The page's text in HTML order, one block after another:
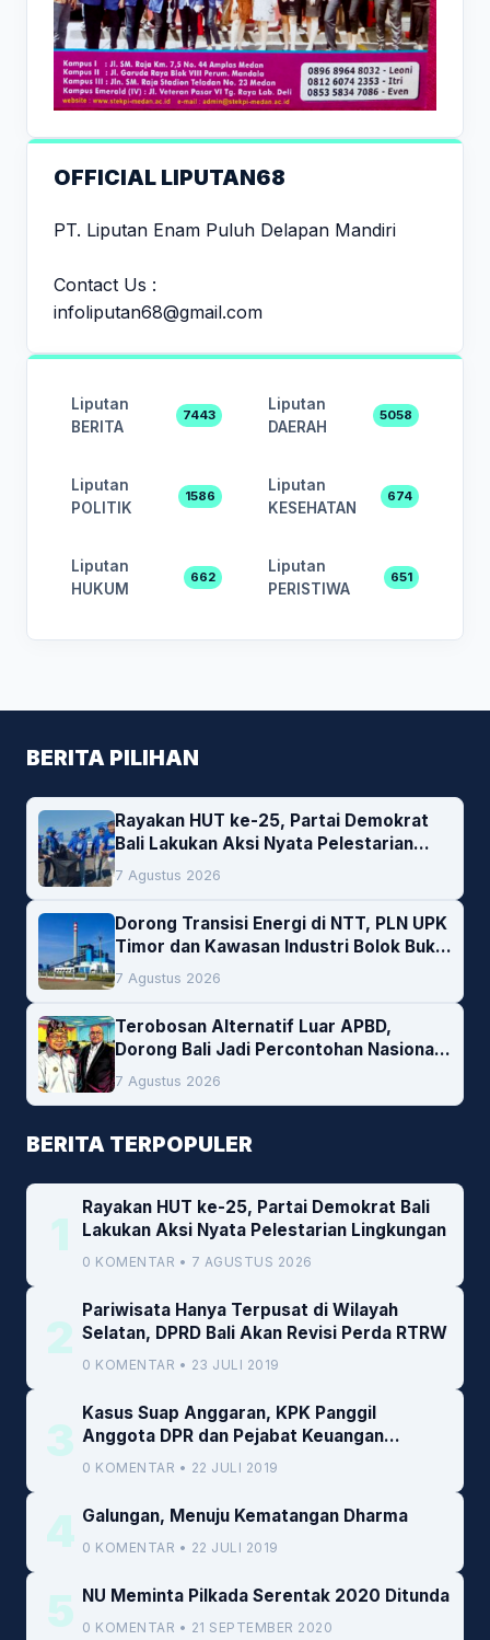
OFFICIAL LIPUTAN68
PT. Liputan Enam Puluh Delapan Mandiri
Contact Us :
infoliputan68@gmail.com
Liputan
BERITA
7443
Liputan
DAERAH
5058
Liputan
POLITIK
1586
Liputan
KESEHATAN
674
Liputan
HUKUM
662
Liputan
PERISTIWA
651
BERITA PILIHAN
Rayakan HUT ke-25, Partai Demokrat
Bali Lakukan Aksi Nyata Pelestarian
Lingkungan
7 Agustus 2026
Dorong Transisi Energi di NTT, PLN UPK
Timor dan Kawasan Industri Bolok Buka
Peluang Investasi Woodchip untuk
Cofiring PLTU Bolok
7 Agustus 2026
Terobosan Alternatif Luar APBD,
Dorong Bali Jadi Percontohan Nasional
Pembiayaan Daerah
7 Agustus 2026
BERITA TERPOPULER
1
Rayakan HUT ke-25, Partai Demokrat Bali
Lakukan Aksi Nyata Pelestarian Lingkungan
0 KOMENTAR • 7 AGUSTUS 2026
2
Pariwisata Hanya Terpusat di Wilayah
Selatan, DPRD Bali Akan Revisi Perda RTRW
0 KOMENTAR • 23 JULI 2019
3
Kasus Suap Anggaran, KPK Panggil
Anggota DPR dan Pejabat Keuangan
Kemenkeu
0 KOMENTAR • 22 JULI 2019
4 Galungan, Menuju Kematangan Dharma
0 KOMENTAR • 22 JULI 2019
5 NU Meminta Pilkada Serentak 2020 Ditunda
0 KOMENTAR • 21 SEPTEMBER 2020